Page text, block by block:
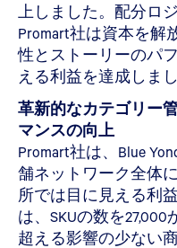
上しました。配分ロ
Promart社は資本を解
性とストーリーのパ
える利益を達成しまし
革新的なカテゴリー
マンスの向上
Promart社は、Blue
舗ネットワーク全体
所では目に見える利
は、SKUの数を27,000
超える影響の少ない